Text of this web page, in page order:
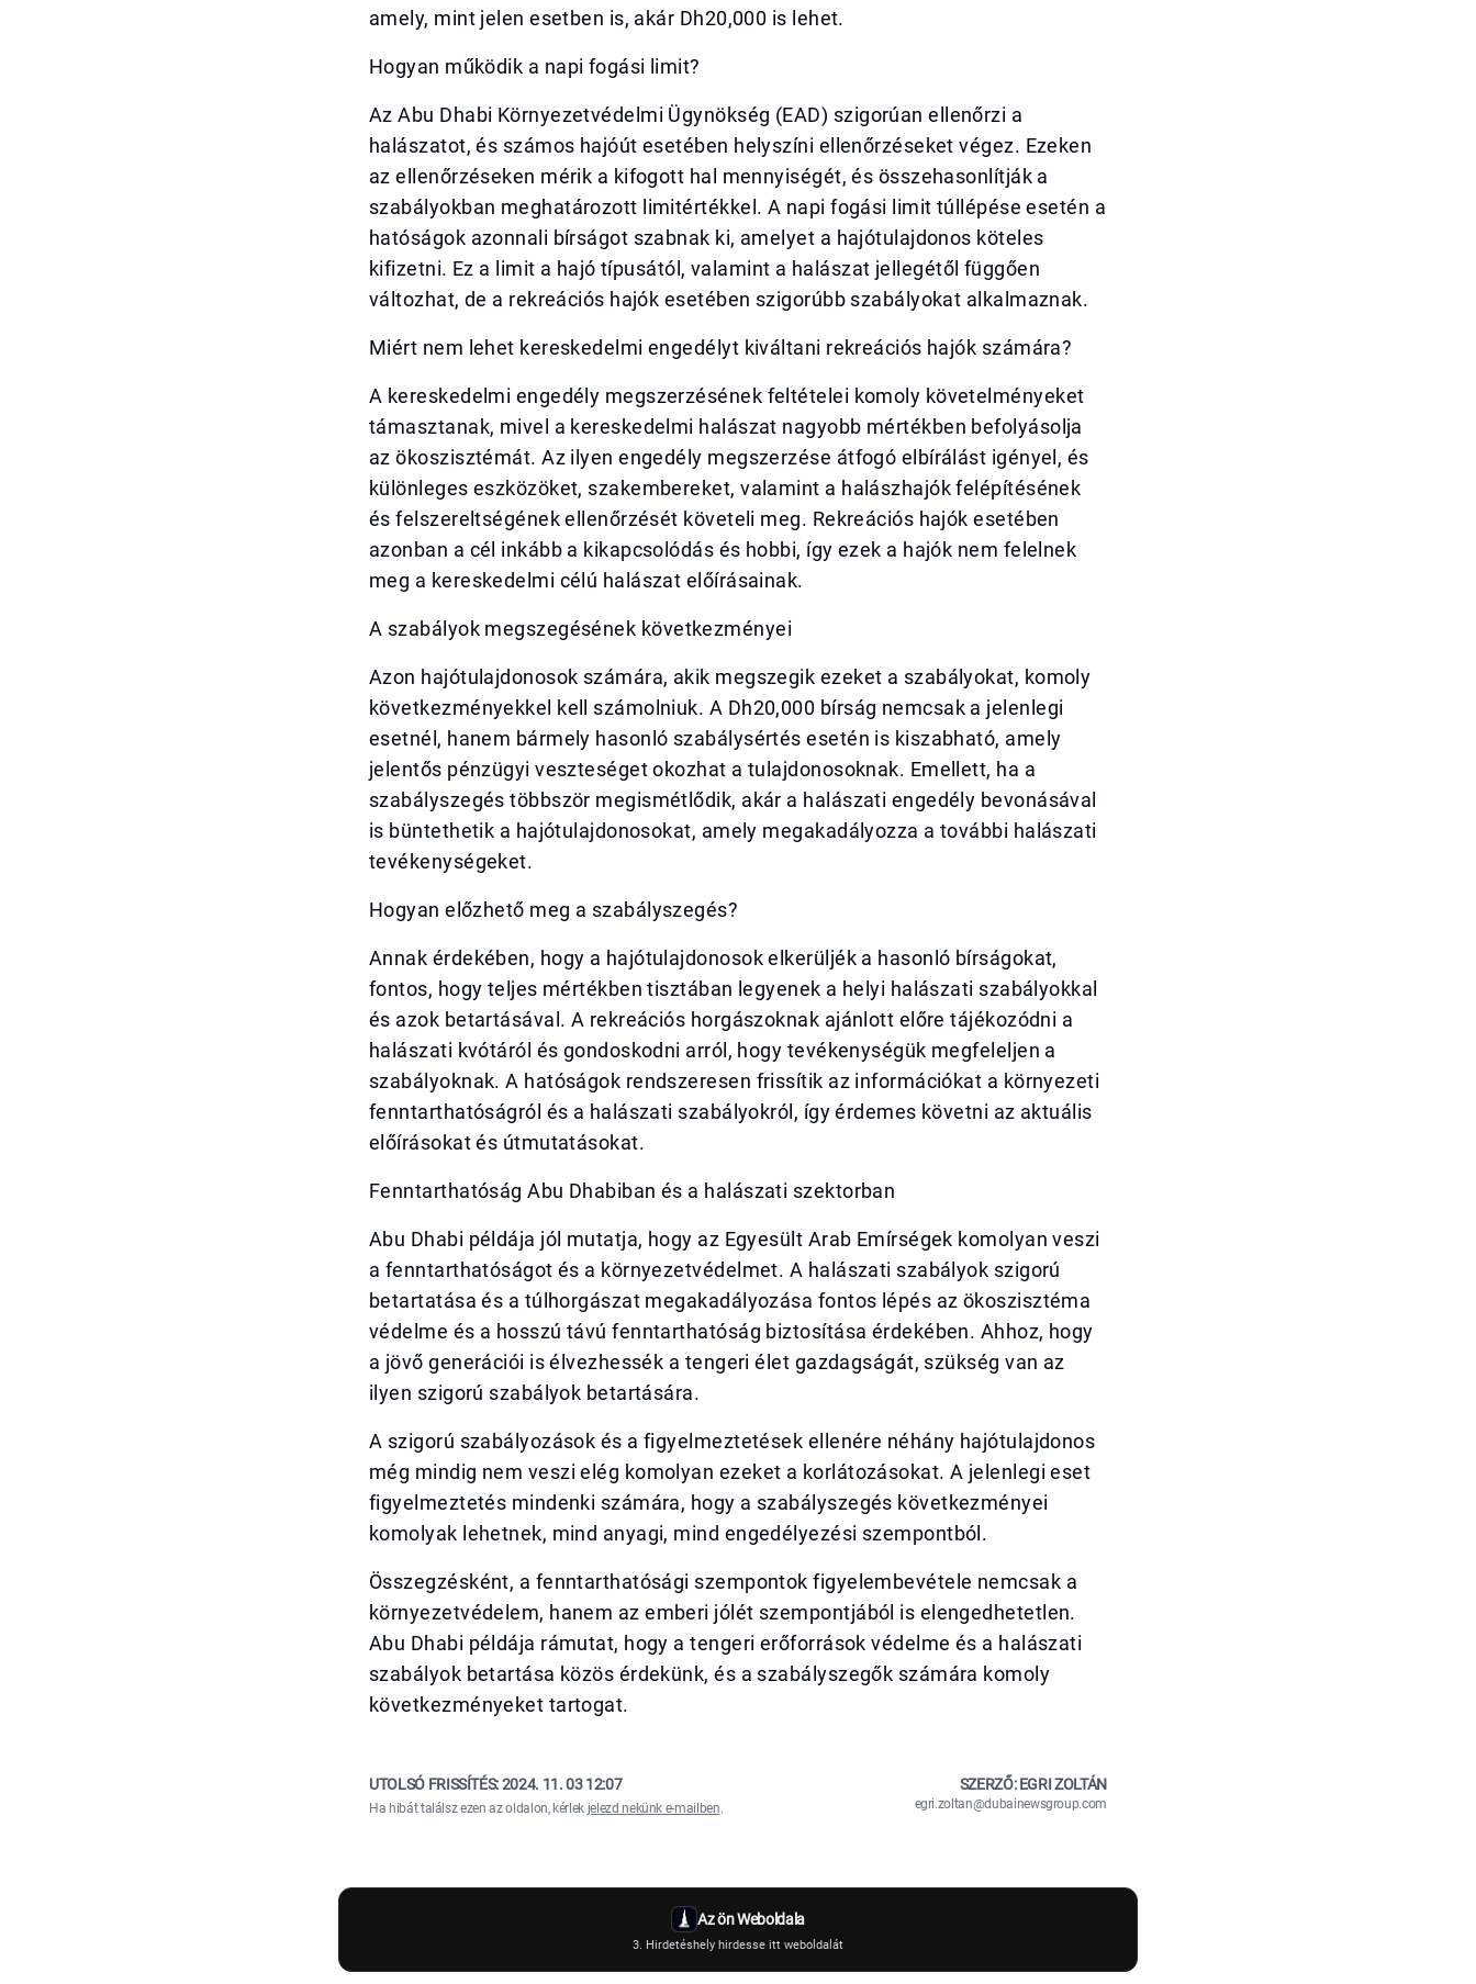
amely, mint jelen esetben is, akár Dh20,000 is lehet.
Hogyan működik a napi fogási limit?
Az Abu Dhabi Környezetvédelmi Ügynökség (EAD) szigorúan ellenőrzi a
halászatot, és számos hajóút esetében helyszíni ellenőrzéseket végez. Ezeken
az ellenőrzéseken mérik a kifogott hal mennyiségét, és összehasonlítják a
szabályokban meghatározott limitértékkel. A napi fogási limit túllépése esetén a
hatóságok azonnali bírságot szabnak ki, amelyet a hajótulajdonos köteles
kifizetni. Ez a limit a hajó típusától, valamint a halászat jellegétől függően
változhat, de a rekreációs hajók esetében szigorúbb szabályokat alkalmaznak.
Miért nem lehet kereskedelmi engedélyt kiváltani rekreációs hajók számára?
A kereskedelmi engedély megszerzésének feltételei komoly követelményeket
támasztanak, mivel a kereskedelmi halászat nagyobb mértékben befolyásolja
az ökoszisztémát. Az ilyen engedély megszerzése átfogó elbírálást igényel, és
különleges eszközöket, szakembereket, valamint a halászhajók felépítésének
és felszereltségének ellenőrzését követeli meg. Rekreációs hajók esetében
azonban a cél inkább a kikapcsolódás és hobbi, így ezek a hajók nem felelnek
meg a kereskedelmi célú halászat előírásainak.
A szabályok megszegésének következményei
Azon hajótulajdonosok számára, akik megszegik ezeket a szabályokat, komoly
következményekkel kell számolniuk. A Dh20,000 bírság nemcsak a jelenlegi
esetnél, hanem bármely hasonló szabálysértés esetén is kiszabható, amely
jelentős pénzügyi veszteséget okozhat a tulajdonosoknak. Emellett, ha a
szabályszegés többször megismétlődik, akár a halászati engedély bevonásával
is büntethetik a hajótulajdonosokat, amely megakadályozza a további halászati
tevékenységeket.
Hogyan előzhető meg a szabályszegés?
Annak érdekében, hogy a hajótulajdonosok elkerüljék a hasonló bírságokat,
fontos, hogy teljes mértékben tisztában legyenek a helyi halászati szabályokkal
és azok betartásával. A rekreációs horgászoknak ajánlott előre tájékozódni a
halászati kvótáról és gondoskodni arról, hogy tevékenységük megfeleljen a
szabályoknak. A hatóságok rendszeresen frissítik az információkat a környezeti
fenntarthatóságról és a halászati szabályokról, így érdemes követni az aktuális
előírásokat és útmutatásokat.
Fenntarthatóság Abu Dhabiban és a halászati szektorban
Abu Dhabi példája jól mutatja, hogy az Egyesült Arab Emírségek komolyan veszi
a fenntarthatóságot és a környezetvédelmet. A halászati szabályok szigorú
betartatása és a túlhorgászat megakadályozása fontos lépés az ökoszisztéma
védelme és a hosszú távú fenntarthatóság biztosítása érdekében. Ahhoz, hogy
a jövő generációi is élvezhessék a tengeri élet gazdagságát, szükség van az
ilyen szigorú szabályok betartására.
A szigorú szabályozások és a figyelmeztetések ellenére néhány hajótulajdonos
még mindig nem veszi elég komolyan ezeket a korlátozásokat. A jelenlegi eset
figyelmeztetés mindenki számára, hogy a szabályszegés következményei
komolyak lehetnek, mind anyagi, mind engedélyezési szempontból.
Összegzésként, a fenntarthatósági szempontok figyelembevétele nemcsak a
környezetvédelem, hanem az emberi jólét szempontjából is elengedhetetlen.
Abu Dhabi példája rámutat, hogy a tengeri erőforrások védelme és a halászati
szabályok betartása közös érdekünk, és a szabályszegők számára komoly
következményeket tartogat.
UTOLSÓ FRISSÍTÉS:2024. 11. 03 12:07
Ha hibát találsz ezen az oldalon, kérlek jelezd nekünk e-mailben.
SZERZŐ: EGRI ZOLTÁN
egri.zoltan@dubainewsgroup.com
Az ön Weboldala
3. Hirdetéshely hirdesse itt weboldalát